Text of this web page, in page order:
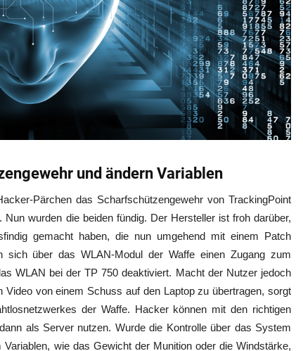
und ändern Variablen
Pärchen das Scharfschützengewehr von TrackingPoint
wurden die beiden fündig. Der Hersteller ist froh darüber,
gemacht haben, die nun umgehend mit einem Patch
sich über das WLAN-Modul der Waffe einen Zugang zum
WLAN bei der TP 750 deaktiviert. Macht der Nutzer jedoch
von einem Schuss auf den Laptop zu übertragen, sorgt
der Waffe. Hacker können mit den richtigen
als Server nutzen. Wurde die Kontrolle über das System
wie das Gewicht der Munition oder die Windstärke,